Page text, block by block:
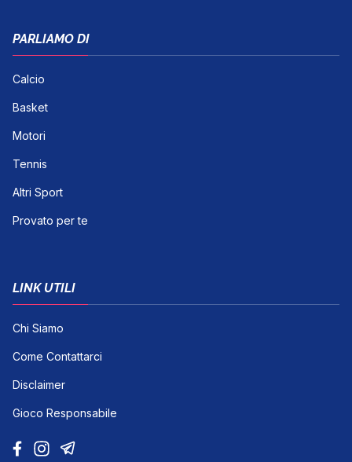
PARLIAMO DI
Calcio
Basket
Motori
Tennis
Altri Sport
Provato per te
LINK UTILI
Chi Siamo
Come Contattarci
Disclaimer
Gioco Responsabile